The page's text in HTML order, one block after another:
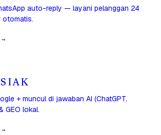
auto-reply — layani pelanggan 24
otomatis.
I A K
+ muncul di jawaban AI (ChatGPT,
GEO lokal.